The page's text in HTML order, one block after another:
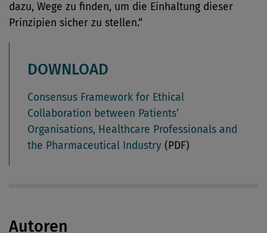
dazu, Wege zu finden, um die Einhaltung dieser
Prinzipien sicher zu stellen.“
DOWNLOAD
Consensus Framework for Ethical
Collaboration between Patients’
Organisations, Healthcare Professionals and
the Pharmaceutical Industry (PDF)
Autoren